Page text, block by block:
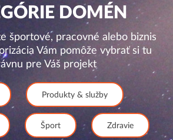
DOMÉN
športové, pracovné alebo biznis
Vám pomôže vybrať si tu
pre Váš projekt
Produkty & služby
Šport Zdravie